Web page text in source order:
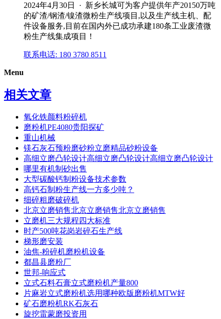
2024年4月30日 · 新乡长城可为客户提供年产20150万吨
的矿渣/钢渣/镍渣微粉生产线项目,以及生产线主机、配
件设备服务,目前在国内外已成功承建180条工业废渣微
粉生产线集成项目！
联系电话: 180 3780 8511
Menu
相关文章
氧化铁颜料粉碎机
磨粉机PE4080贵阳探矿
重山机械
镁石灰石预粉磨砂粉立磨精品砂粉设备
高细立磨凸轮设计高细立磨凸轮设计高细立磨凸轮设计
哪里有机制砂出售
大型碳酸钙制粉设备技术参数
高钙石制粉生产线一方多少吨？
细碎粗磨破碎机
北京立磨销售北京立磨销售北京立磨销售
立磨机三大规程四大标准
时产500吨花岗岩碎石生产线
梯形磨安装
油焦-粉碎机磨粉机设备
都昌县磨粉厂
世邦-响应式
立式石料石膏立式磨粉机产量800
片麻岩立式磨粉机选用哪种欧版磨粉机MTW好
矿石磨粉机RK石灰石
旋挖雷蒙磨投资用